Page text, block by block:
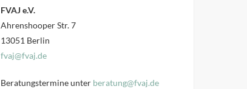
FVAJ e.V.
Ahrenshooper Str. 7
13051 Berlin
fvaj@fvaj.de
Beratungstermine unter beratung@fvaj.de